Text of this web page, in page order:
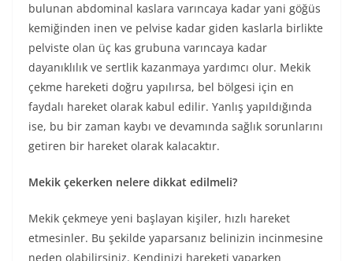
bulunan abdominal kaslara varıncaya kadar yani göğüs
kemiğinden inen ve pelvise kadar giden kaslarla birlikte
pelviste olan üç kas grubuna varıncaya kadar
dayanıklılık ve sertlik kazanmaya yardımcı olur. Mekik
çekme hareketi doğru yapılırsa, bel bölgesi için en
faydalı hareket olarak kabul edilir. Yanlış yapıldığında
ise, bu bir zaman kaybı ve devamında sağlık sorunlarını
getiren bir hareket olarak kalacaktır.
Mekik çekerken nelere dikkat edilmeli?
Mekik çekmeye yeni başlayan kişiler, hızlı hareket
etmesinler. Bu şekilde yaparsanız belinizin incinmesine
neden olabilirsiniz. Kendinizi hareketi yaparken